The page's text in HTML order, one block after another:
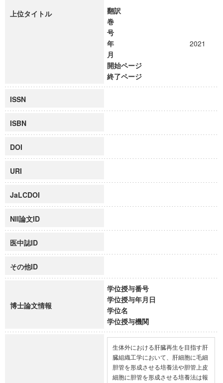
上位タイトル
翻訳
巻
号
年
2021
月
開始ページ
終了ページ
ISSN
ISBN
DOI
URI
JaLCDOI
NII論文ID
医中誌ID
その他ID
博士論文情報
学位授与番号
学位授与年月日
学位名
学位授与機関
生体外における肝臓再生を目指す肝
臓組織工学において、肝細胞に毛細
胆管を形成させる培養法や胆管上皮
細胞に胆管を形成させる培養法は報